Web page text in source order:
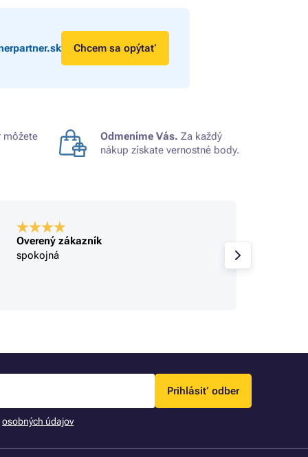
Chcem sa opýtať
môžete
Odmeníme Vás. Za každý
nákup získate vernostné body.
Overený zákazník
spokojná
Prihlásiť odber
osobných údajov